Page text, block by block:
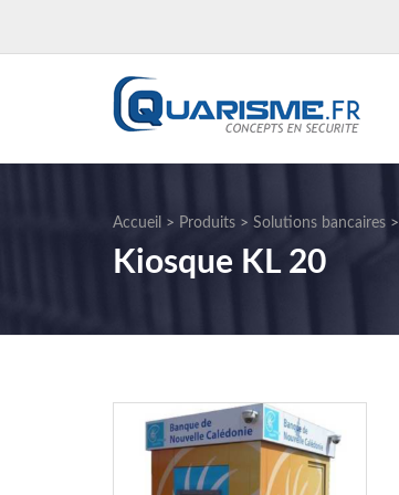
Accueil > Produits > Solutions bancaires >
Kiosque KL 20